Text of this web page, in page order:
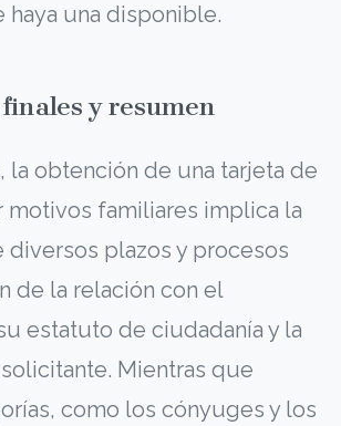
haya una disponible.
y resumen
la obtención de una tarjeta de
motivos familiares implica la
diversos plazos y procesos
de la relación con el
estatuto de ciudadanía y la
Mientras que
como los cónyuges y los